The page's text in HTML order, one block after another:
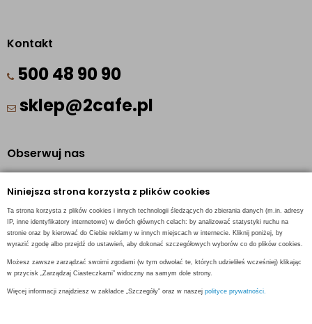
Niniejsza strona korzysta z plików cookies
Ta strona korzysta z plików cookies i innych technologii śledzących do zbierania danych (m.in. adresy
IP, inne identyfikatory internetowe) w dwóch głównych celach: by analizować statystyki ruchu na
stronie oraz by kierować do Ciebie reklamy w innych miejscach w internecie. Kliknij poniżej, by
wyrazić zgodę albo przejdź do ustawień, aby dokonać szczegółowych wyborów co do plików cookies.
Możesz zawsze zarządzać swoimi zgodami (w tym odwołać te, których udzieliłeś wcześniej) klikając
w przycisk „Zarządzaj Ciasteczkami” widoczny na samym dole strony.
Więcej informacji znajdziesz w zakładce „Szczegóły” oraz w naszej polityce prywatności.
Kontakt
500 48 90 90
sklep@2cafe.pl
Obserwuj nas
Instagram
INFORMACJE KONTAKTOWE